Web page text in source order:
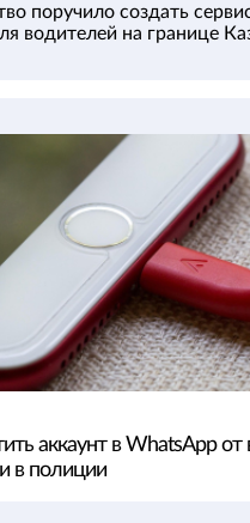
поручило создать
водителей на границе
аккаунт в WhatsApp от
в полиции